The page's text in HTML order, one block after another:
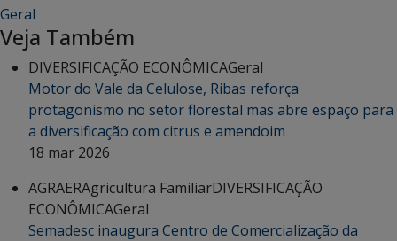
Geral
Veja Também
DIVERSIFICAÇÃO ECONÔMICAGeral
Motor do Vale da Celulose, Ribas reforça
protagonismo no setor florestal mas abre espaço para
a diversificação com citrus e amendoim
18 mar 2026
AGRAERAgricultura FamiliarDIVERSIFICAÇÃO
ECONÔMICAGeral
Semadesc inaugura Centro de Comercialização da